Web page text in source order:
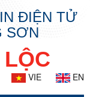
ĐIỆN TỬ
SƠN
VIE EN